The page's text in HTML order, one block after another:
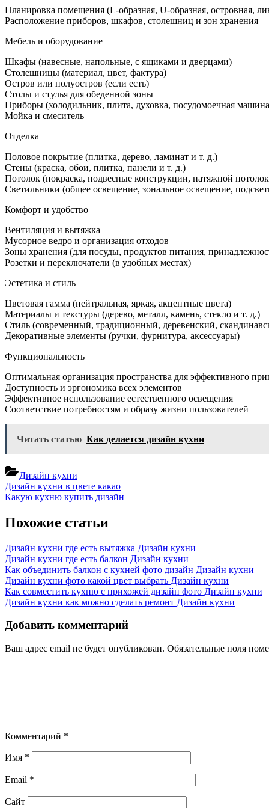
дизайн
кухни
Планировка помещения (L-образная, U-образная, островная,
Расположение приборов, шкафов, столешниц и зон хранения
Мебель и оборудование
Шкафы (навесные, напольные, с ящиками и дверцами)
Столешницы (материал, цвет, фактура)
Остров или полуостров (если есть)
Столы и стулья для обеденной зоны
Приборы (холодильник, плита, духовка, посудомоечная
Мойка и смеситель
Отделка
Половое покрытие (плитка, дерево, ламинат и т. д.)
Стены (краска, обои, плитка, панели и т. д.)
Потолок (покраска, подвесные конструкции, натяжной
Светильники (общее освещение, зональное освещение,
Комфорт и удобство
Вентиляция и вытяжка
Мусорное ведро и организация отходов
Зоны хранения (для посуды, продуктов питания,
Розетки и переключатели (в удобных местах)
Эстетика и стиль
Цветовая гамма (нейтральная, яркая, акцентные цвета)
Материалы и текстуры (дерево, металл, камень, стекло и т. д.)
Стиль (современный, традиционный, деревенский,
Декоративные элементы (ручки, фурнитура, аксессуары)
Функциональность
Оптимальная организация пространства для эффективного
Доступность и эргономика всех элементов
Эффективное использование естественного освещения
Соответствие потребностям и образу жизни пользователей
Читать статью Как делается дизайн кухни
Дизайн кухни
Навигация
по
записям
Previous
Post:
Дизайн кухни в цвете какао
Next
Какую кухню купить дизайн
Похожие статьи
Дизайн кухни где есть вытяжка Дизайн кухни
Дизайн кухни где есть балкон Дизайн кухни
Как объединить балкон с кухней фото дизайн Дизайн кухни
Дизайн кухни фото какой цвет выбрать Дизайн кухни
Как совместить кухню с прихожей дизайн фото Дизайн кухни
Дизайн кухни как можно сделать ремонт Дизайн кухни
Добавить комментарий
Ваш адрес email не будет опубликован. Обязательные поля
Комментарий *
Имя *
Email *
Сайт